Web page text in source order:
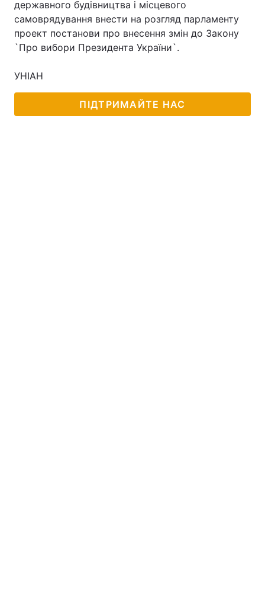
державного будівництва і місцевого
самоврядування внести на розгляд парламенту
проект постанови про внесення змін до Закону
`Про вибори Президента України`.
УНІАН
ПІДТРИМАЙТЕ НАС